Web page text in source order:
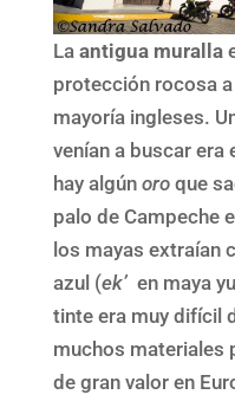
La antigua muralla
protección rocosa
mayoría ingleses.
venían a buscar era
hay algún oroque
palo de Campeche
los mayas extraían
azul (ek’ en maya
tinte era muy difícil
muchos materiales
de gran valor en